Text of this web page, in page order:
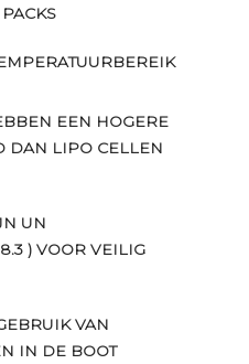
EEN HOGERE
DAN LIPO CELLEN
UN
) VOOR VEILIG
VAN
IN DE BOOT